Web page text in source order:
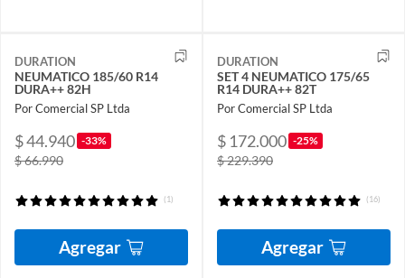
DURATION
NEUMATICO 185/60 R14
DURA++ 82H
Por Comercial SP Ltda
$ 44.940 -33%
$ 66.990
(1)
Agregar
DURATION
SET 4 NEUMATICO 175/65
R14 DURA++ 82T
Por Comercial SP Ltda
$ 172.000 -25%
$ 229.390
(16)
Agregar